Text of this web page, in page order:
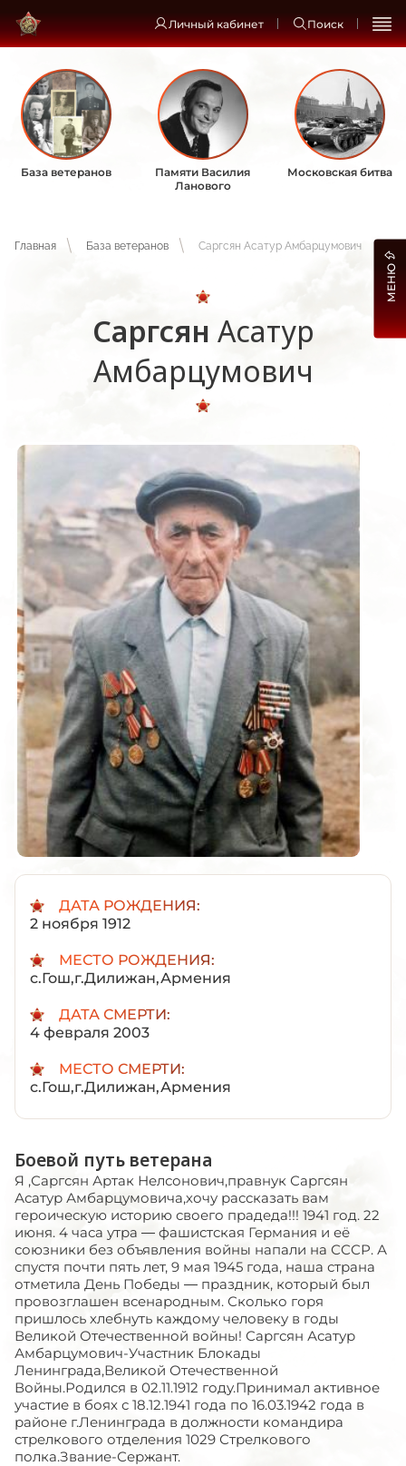
Личный кабинет Поиск
База ветеранов
Памяти Василия
Ланового
Московская битва
Главная База ветеранов Саргсян Асатур Амбарцумович
Саргсян Асатур
Амбарцумович
ДАТА РОЖДЕНИЯ:
2 ноября 1912
МЕСТО РОЖДЕНИЯ:
с.Гош,г.Дилижан,Армения
ДАТА СМЕРТИ:
4 февраля 2003
МЕСТО СМЕРТИ:
с.Гош,г.Дилижан,Армения
Боевой путь ветерана
Я ,Саргсян Артак Нелсонович,правнук Саргсян
Асатур Амбарцумовича,хочу рассказать вам
героическую историю своего прадеда!!! 1941 год. 22
июня. 4 часа утра — фашистская Германия и её
союзники без объявления войны напали на СССР. А
спустя почти пять лет, 9 мая 1945 года, наша страна
отметила День Победы — праздник, который был
провозглашен всенародным. Сколько горя
пришлось хлебнуть каждому человеку в годы
Великой Отечественной войны! Саргсян Асатур
Амбарцумович-Участник Блокады
Ленинграда,Великой Отечественной
Войны.Родился в 02.11.1912 году.Принимал активное
участие в боях с 18.12.1941 года по 16.03.1942 года в
районе г.Ленинграда в должности командира
стрелкового отделения 1029 Стрелкового
полка.Звание-Сержант.
МЕНЮ